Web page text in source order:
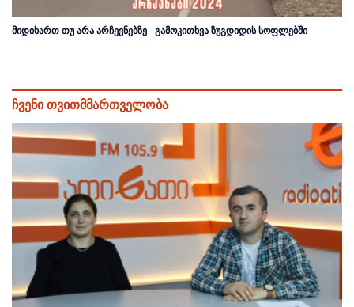
მიდიხართ თუ არა არჩევნებზე - გამოკითხვა ზუგდიდის სოფლებში
ჩვენი თვითმმართველობა